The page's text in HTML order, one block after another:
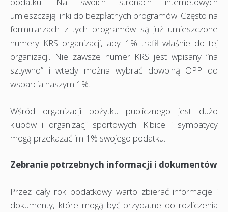
umieszczają linki do bezpłatnych programów. Często na
formularzach z tych programów są już umieszczone
numery KRS organizacji, aby 1% trafił właśnie do tej
organizacji. Nie zawsze numer KRS jest wpisany “na
sztywno” i wtedy można wybrać dowolną OPP do
wsparcia naszym 1%.
Wśród organizacji pożytku publicznego jest dużo
klubów i organizacji sportowych. Kibice i sympatycy
mogą przekazać im 1% swojego podatku.
Zebranie potrzebnych informacji i dokumentów
Przez cały rok podatkowy warto zbierać informacje i
dokumenty, które mogą być przydatne do rozliczenia